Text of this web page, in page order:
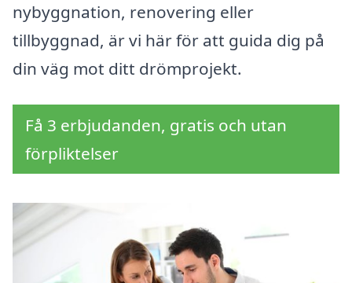
nybyggnation, renovering eller
tillbyggnad, är vi här för att guida dig på
din väg mot ditt drömprojekt.
Få 3 erbjudanden, gratis och utan
förpliktelser